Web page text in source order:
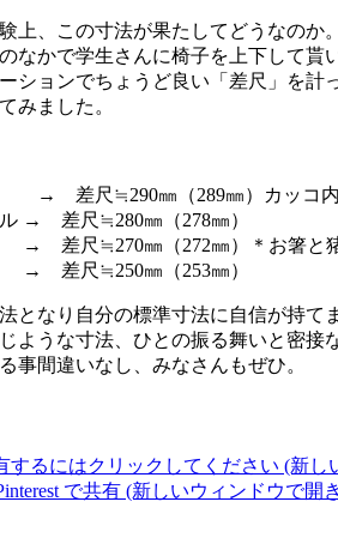
上、この寸法が果たしてどうなのか。
なかで学生さんに椅子を上下して貰
ションでちょうど良い「差尺」を計
みました。
→ 差尺≒290㎜（289㎜）カッコ
ル → 差尺≒280㎜（278㎜）
→ 差尺≒270㎜（272㎜）＊お箸と
→ 差尺≒250㎜（253㎜）
となり自分の標準寸法に自信が持て
ような寸法、ひとの振る舞いと密接
事間違いなし、みなさんもぜひ。
するにはクリックしてください (新
で共有 (新しいウィンドウで開